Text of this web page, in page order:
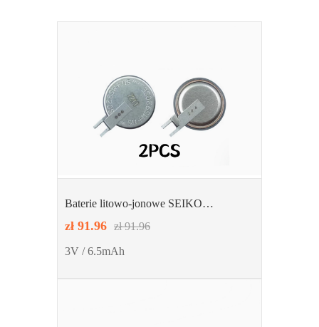
Baterie litowo-jonowe SEIKO
zł 91.96 zł 91.96
3V / 6.5mAh